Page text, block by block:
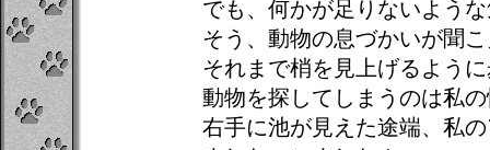
でも、何かが足りないよう
そう、動物の息づかいが聞
それまで梢を見上げるよう
動物を探してしまうのは私
右手に池が見えた途端、私